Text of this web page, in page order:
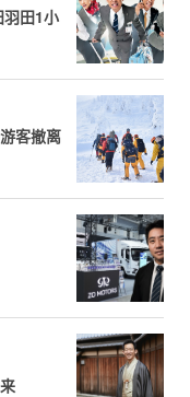
羽田1小
客撤离